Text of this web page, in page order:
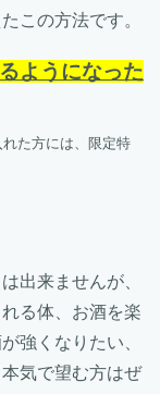
この方法です。
ようになった
た方には、限定特
出来ませんが、
る体、お酒を楽
強くなりたい、
気で望む方はぜ